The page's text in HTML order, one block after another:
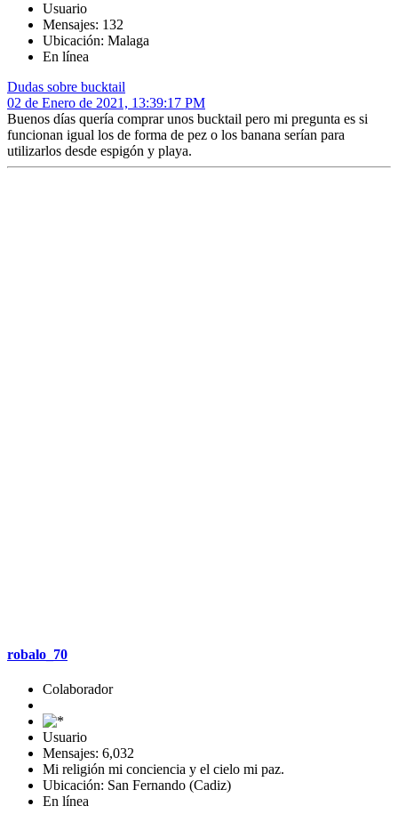
Usuario
Mensajes: 132
Ubicación: Malaga
En línea
Dudas sobre bucktail
02 de Enero de 2021, 13:39:17 PM
Buenos días quería comprar unos bucktail pero mi pregunta es si
funcionan igual los de forma de pez o los banana serían para
utilizarlos desde espigón y playa.
robalo_70
Colaborador
Usuario
Mensajes: 6,032
Mi religión mi conciencia y el cielo mi paz.
Ubicación: San Fernando (Cadiz)
En línea